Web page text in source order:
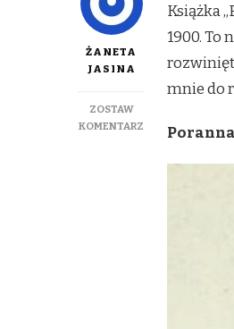
ŻANETA
JASINA
ZOSTAW
KOMENTARZ
DOMOWA
Książka
1900. To
mnie do